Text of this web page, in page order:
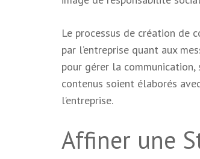
Le processus de création de
par l’entreprise quant aux
pour gérer la
contenus soient élaborés
l’entreprise.
Affiner une